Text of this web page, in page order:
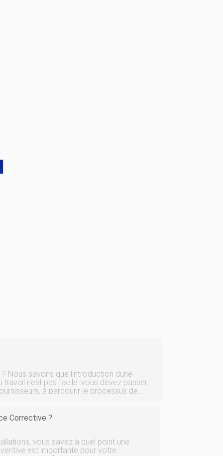
Nous savons que lintroduction dune
travail nest pas facile :vous devez passer
à parcourir le processus de
Corrective ?
vous savez à quel point une
est importante pour votre